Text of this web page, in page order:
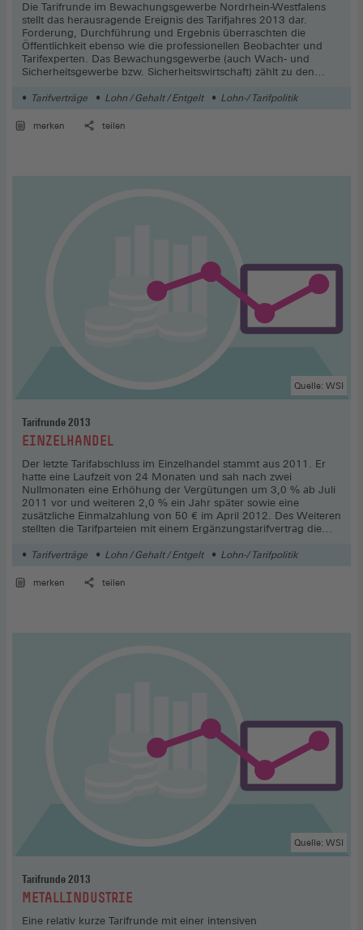
Die Tarifrunde im Bewachungsgewerbe Nordrhein-Westfalens
stellt das herausragende Ereignis des Tarifjahres 2013 dar.
Forderung, Durchführung und Ergebnis überraschten die
Öffentlichkeit ebenso wie die professionellen Beobachter und
Tarifexperten. Das Bewachungsgewerbe (auch Wach- und
Sicherheitsgewerbe bzw. Sicherheitswirtschaft) zählt zu den
Tarifverträge Lohn / Gehalt / Entgelt Lohn-/ Tarifpolitik
merken teilen
Tarifrunde 2013
:EINZELHANDEL
Der letzte Tarifabschluss im Einzelhandel stammt aus 2011. Er
hatte eine Laufzeit von 24 Monaten und sah nach zwei
Nullmonaten eine Erhöhung der Vergütungen um 3,0 % ab Juli
2011 vor und weiteren 2,0 % ein Jahr später sowie eine
zusätzliche Einmalzahlung von 50 € im April 2012. Des Weiteren
stellten die Tarifparteien mit einem Ergänzungstarifvertrag die
Gleichbehandlungsgesetz (AGG) her. Vereinbart wurde u. a. der
Anspruch auf das volle Urlaubsgeld auch für Beschäftigte unter
Quelle: WSI
Tarifverträge Lohn / Gehalt / Entgelt Lohn-/ Tarifpolitik
merken teilen
Tarifrunde 2013
:METALLINDUSTRIE
Eine relativ kurze Tarifrunde mit einer intensiven
Quelle: WSI